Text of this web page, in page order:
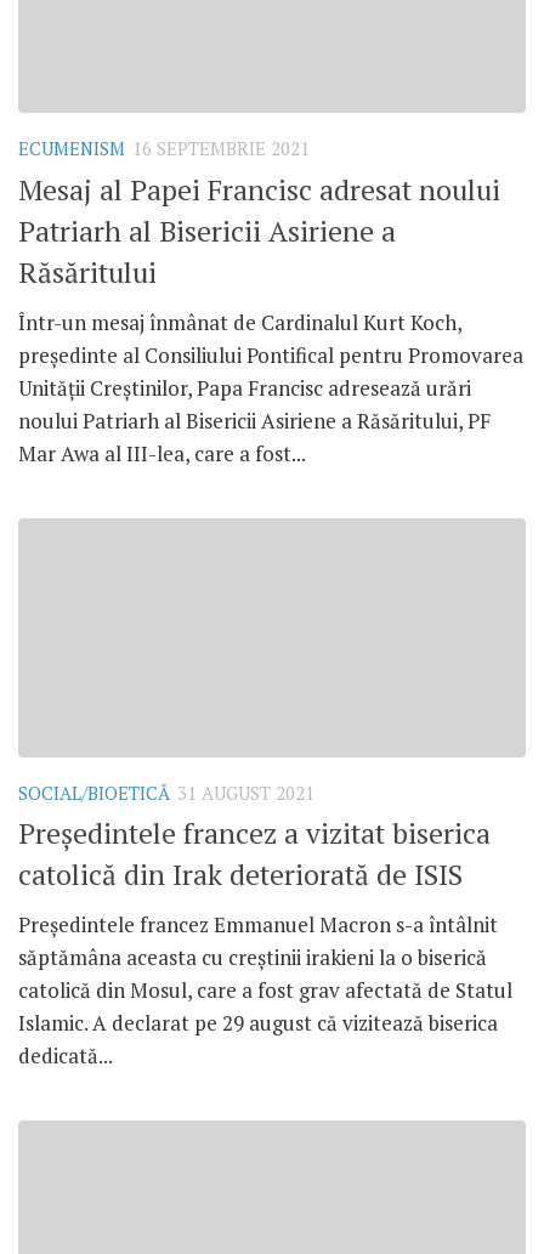
ECUMENISM 16 SEPTEMBRIE 2021
Mesaj al Papei Francisc adresat noului
Patriarh al Bisericii Asiriene a
Răsăritului
Într-un mesaj înmânat de Cardinalul Kurt Koch,
președinte al Consiliului Pontifical pentru Promovarea
Unității Creștinilor, Papa Francisc adresează urări
noului Patriarh al Bisericii Asiriene a Răsăritului, PF
Mar Awa al III-lea, care a fost...
SOCIAL/BIOETICĂ 31 AUGUST 2021
Președintele francez a vizitat biserica
catolică din Irak deteriorată de ISIS
Președintele francez Emmanuel Macron s-a întâlnit
săptămâna aceasta cu creștinii irakieni la o biserică
catolică din Mosul, care a fost grav afectată de Statul
Islamic. A declarat pe 29 august că vizitează biserica
dedicată...